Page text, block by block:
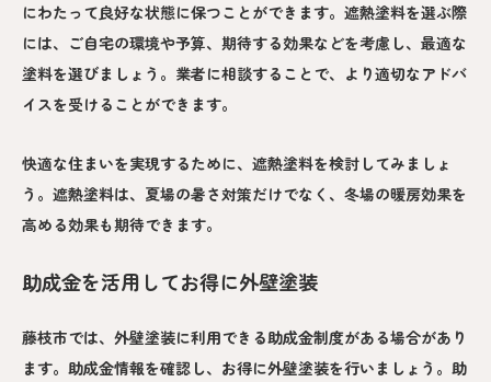
にわたって良好な状態に保つことができます。遮熱塗料を選ぶ際
には、ご自宅の環境や予算、期待する効果などを考慮し、最適な
塗料を選びましょう。業者に相談することで、より適切なアドバ
イスを受けることができます。
快適な住まいを実現するために、遮熱塗料を検討してみましょ
う。遮熱塗料は、夏場の暑さ対策だけでなく、冬場の暖房効果を
高める効果も期待できます。
助成金を活用してお得に外壁塗装
藤枝市では、外壁塗装に利用できる助成金制度がある場合があり
ます。助成金情報を確認し、お得に外壁塗装を行いましょう。助